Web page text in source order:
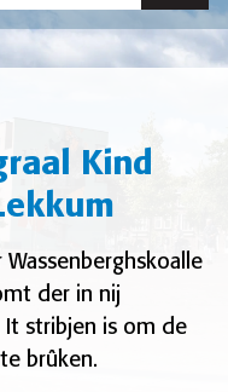
Kind
der in nij
It stribjen is om de
brûken.